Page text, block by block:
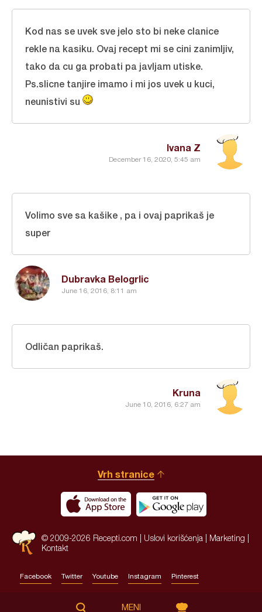
Ivana Z
December 16, 2020, 5:45 am
Kod nas se uvek sve jelo sto bi neke clanice
rekle na kasiku. Ovaj recept mi se cini zanimljiv,
tako da cu ga probati pa javljam utiske.
Ps.slicne tanjire imamo i mi jos uvek u kuci,
neunistivi su
Dubravka Belogrlic
June 16, 2016, 8:11 am
Volimo sve sa kašike , pa i ovaj paprikaš je
super
Kruna
June 10, 2016, 6:27 am
Odličan paprikaš.
Vrh stranice
© 2009-2026 Recepti.com | Uslovi korišćenja Marketing
Kontakt
Facebook Twitter Youtube Instagram Pinterest